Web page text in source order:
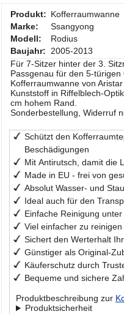
Produkt: Kofferraumwanne
Marke:
Ssangyong
Modell:
Rodius
Baujahr:
2005-2013
Für 7-Sitzer hinter der 3.
Passgenau für den 5-türigen
Kofferraumwanne von
Kunststoff in Riffelblech-
cm hohem Rand.
Sonderbestellung, Widerruf
Schützt den
Beschädigungen
Mit Antirutsch, damit die
Made in EU - frei von
Absolut Wasser- und
Ideal auch für den
Einfache Reinigung
Viel einfacher zu
Sichert den Werterhalt
Günstiger als Original-
Käuferschutz durch
Bequeme und sichere
Produktbeschreibung zur
Produktsicherheit